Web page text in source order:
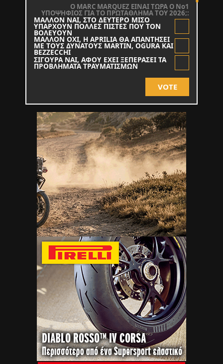
O MARC MARQUEZ ΕΙΝΑΙ ΤΩΡΑ Ο Νο1
ΥΠΟΨΗΦΙΟΣ ΓΙΑ ΤΟ ΠΡΩΤΑΘΛΗΜΑ ΤΟΥ 2026;:
ΜΑΛΛΟΝ ΝΑΙ, ΣΤΟ ΔΕΥΤΕΡΟ ΜΙΣΟ
ΥΠΑΡΧΟΥΝ ΠΟΛΛΕΣ ΠΙΣΤΕΣ ΠΟΥ ΤΟΝ
ΒΟΛΕΥΟΥΝ
ΜΑΛΛΟΝ ΟΧΙ, Η APRILIA ΘΑ ΑΠΑΝΤΗΣΕΙ
ΜΕ ΤΟΥΣ ΔΥΝΑΤΟΥΣ MARTIN, OGURA KAI
BEZZECCHI
ΣΙΓΟΥΡΑ ΝΑΙ, ΑΦΟΥ ΕΧΕΙ ΞΕΠΕΡΑΣΕΙ ΤΑ
ΠΡΟΒΛΗΜΑΤΑ ΤΡΑΥΜΑΤΙΣΜΩΝ
VOTE